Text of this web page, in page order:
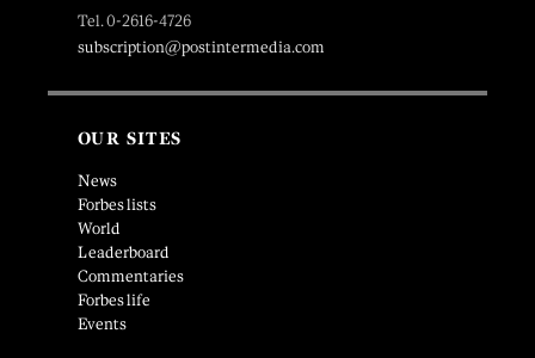
Tel. 0-2616-4726
subscription@postintermedia.com
OUR SITES
News
Forbes lists
World
Leaderboard
Commentaries
Forbes life
Events